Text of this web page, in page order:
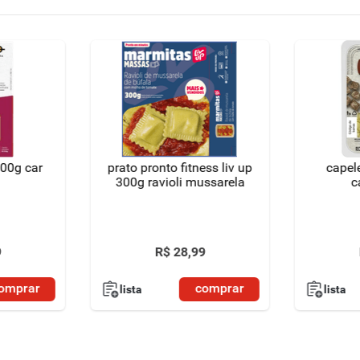
car
prato pronto fitness liv up
300g ravioli mussarela
R$ 28,99
lista comprar lista